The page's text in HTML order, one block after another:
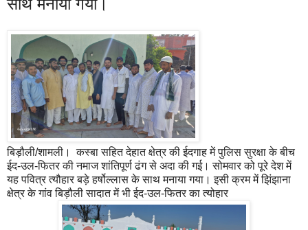
साथ मनाया गया।
बिड़ौली/शामली। कस्बा सहित देहात क्षेत्र की ईदगाह में पुलिस सुरक्षा के बीच
ईद-उल-फितर की नमाज शांतिपूर्ण ढंग से अदा की गई। सोमवार को पूरे देश में
यह पवित्र त्यौहार बड़े हर्षोल्लास के साथ मनाया गया। इसी क्रम में झिंझाना
क्षेत्र के गांव बिड़ौली सादात में भी ईद-उल-फितर का त्योहार